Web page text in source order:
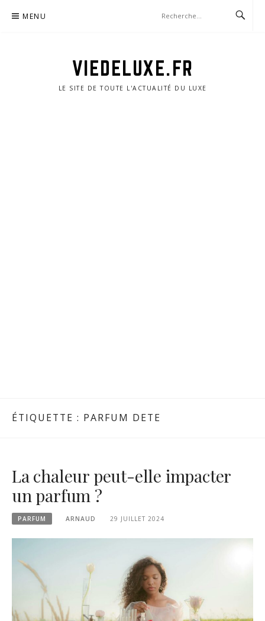
MENU
VIEDELUXE.FR
LE SITE DE TOUTE L'ACTUALITÉ DU LUXE
ÉTIQUETTE : PARFUM DETE
La chaleur peut-elle impacter
un parfum ?
PARFUM ARNAUD 29 JUILLET 2024